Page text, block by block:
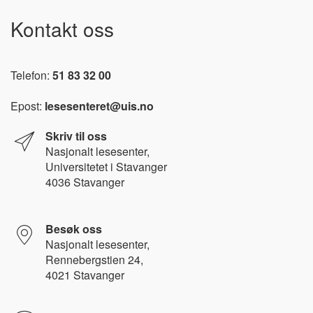
Kontakt oss
Telefon: 51 83 32 00
Epost: lesesenteret@uis.no
Skriv til oss
Nasjonalt lesesenter,
Universitetet i Stavanger
4036 Stavanger
Besøk oss
Nasjonalt lesesenter,
Rennebergstien 24,
4021 Stavanger